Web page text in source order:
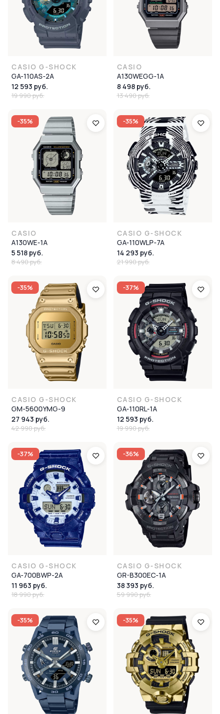
CASIO G-SHOCK
GA-110AS-2A
12 593 руб.
19 990 руб.
CASIO
A130WEGG-1A
8 498 руб.
13 490 руб.
-35%
CASIO
A130WE-1A
5 518 руб.
8 490 руб.
-35%
CASIO G-SHOCK
GA-110WLP-7A
14 293 руб.
21 990 руб.
-35%
CASIO G-SHOCK
GM-5600YMG-9
27 943 руб.
42 990 руб.
-37%
CASIO G-SHOCK
GA-110RL-1A
12 593 руб.
19 990 руб.
-37%
CASIO G-SHOCK
GA-700BWP-2A
11 963 руб.
18 990 руб.
-36%
CASIO G-SHOCK
GR-B300EC-1A
38 393 руб.
59 990 руб.
-35% -35%